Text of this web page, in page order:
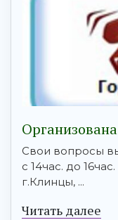
Свои вопросы
с 14час. до
г.Клинцы, ...
Читать далее